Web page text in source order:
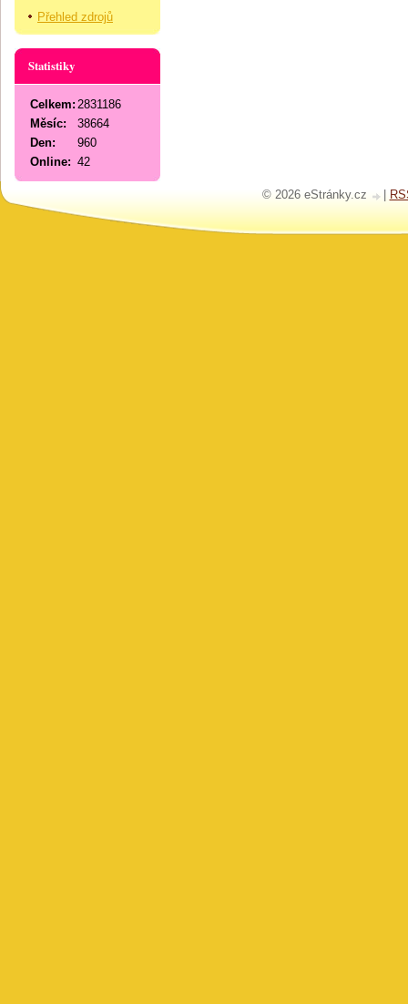
Přehled zdrojů
Statistiky
Online: 42
Celkem: 2831186
Měsíc:
38664
Den:
960
© 2026 eStránky.cz